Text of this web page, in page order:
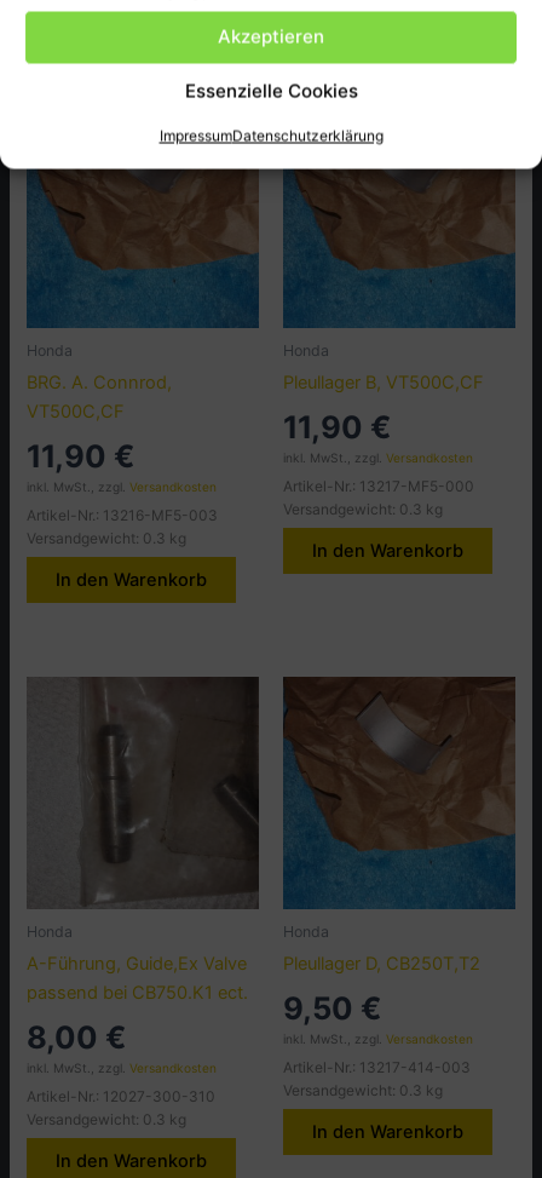
Akzeptieren
Essenzielle Cookies
ImpressumDatenschutzerklärung
Ähnliche Produkte
Honda
BRG. A. Connrod,
VT500C,CF
11,90 €
inkl. MwSt., zzgl.Versandkosten
Artikel-Nr.: 13216-MF5-003
Versandgewicht: 0.3 kg
In den Warenkorb
Honda
Pleullager B, VT500C,CF
11,90 €
inkl. MwSt., zzgl. Versandkosten
Artikel-Nr.: 13217-MF5-000
Versandgewicht: 0.3 kg
In den Warenkorb
Honda
A-Führung, Guide,Ex Valve
passend bei CB750.K1 ect.
8,00 €
inkl. MwSt., zzgl.Versandkosten
Artikel-Nr.: 12027-300-310
Versandgewicht: 0.3 kg
In den Warenkorb
Honda
Pleullager D, CB250T,T2
9,50 €
inkl. MwSt., zzgl. Versandkosten
Artikel-Nr.: 13217-414-003
Versandgewicht: 0.3 kg
In den Warenkorb